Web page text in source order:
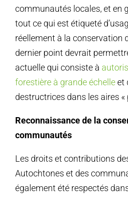
communautés locales, et en
tout ce qui est étiqueté
réellement à la conservation
dernier point devrait
actuelle qui consiste à
forestière à grande échelleet
destructrices dans les aires «
Reconnaissance de la
communautés
Les droits et contributions
Autochtones et des
également été respectés